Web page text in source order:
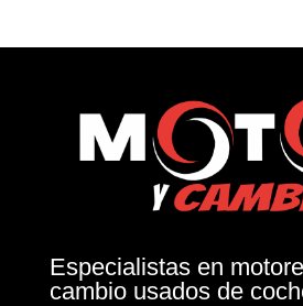
Especialistas en
cambio usados de